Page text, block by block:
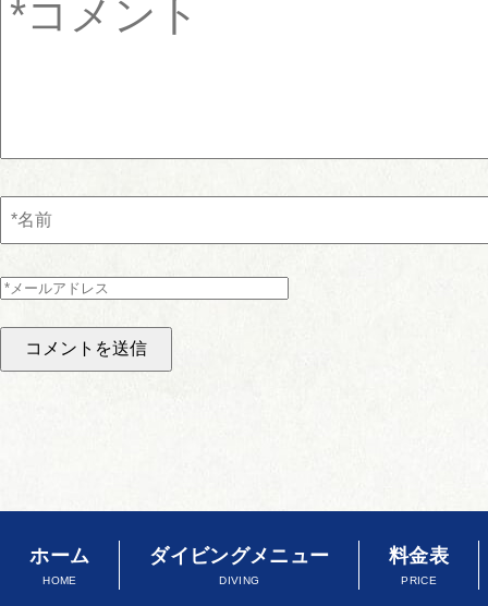
ホーム
HOME
ダイビングメニュー
DIVING
料金表
PRICE